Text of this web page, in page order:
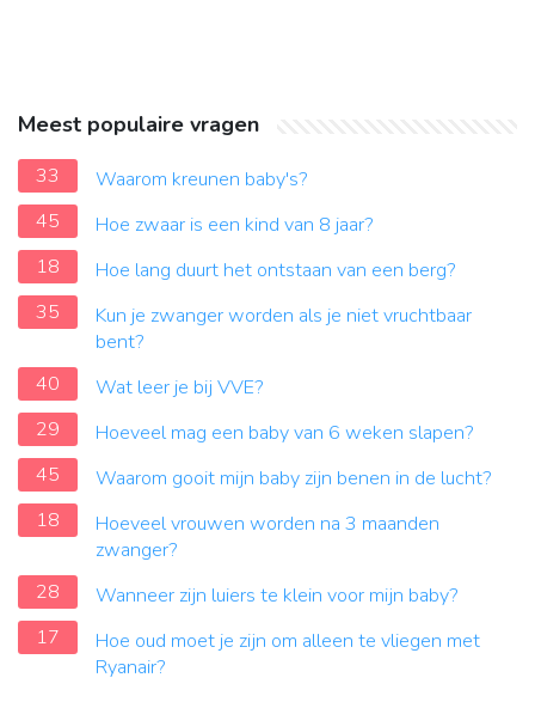
Meest populaire vragen
33
Waarom kreunen baby's?
45
Hoe zwaar is een kind van 8 jaar?
18
Hoe lang duurt het ontstaan van een berg?
35
Kun je zwanger worden als je niet vruchtbaar
bent?
40
Wat leer je bij VVE?
29
Hoeveel mag een baby van 6 weken slapen?
45
Waarom gooit mijn baby zijn benen in de lucht?
18
Hoeveel vrouwen worden na 3 maanden
zwanger?
28
Wanneer zijn luiers te klein voor mijn baby?
17
Hoe oud moet je zijn om alleen te vliegen met
Ryanair?